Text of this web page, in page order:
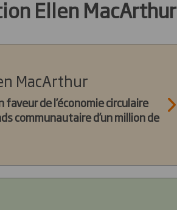
Ellen MacArthur
MacArthur
de l’économie circulaire
communautaire d’un million de